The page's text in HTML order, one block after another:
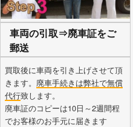
車両の引取⇒廃車証をご
郵送
買取後に車両を引き上げさせて頂
きます。 廃車手続きは弊社で無償
代行致します。
廃車証のコピーは10日～2週間程
でお客様のお手元に届きます